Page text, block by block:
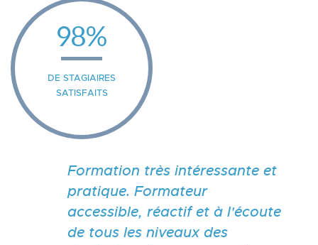
98%
DE STAGIAIRES
SATISFAITS
Formation très intéressante et
pratique. Formateur
accessible, réactif et à l'écoute
de tous les niveaux des